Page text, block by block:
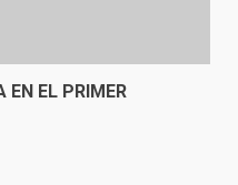
EN EL PRIMER